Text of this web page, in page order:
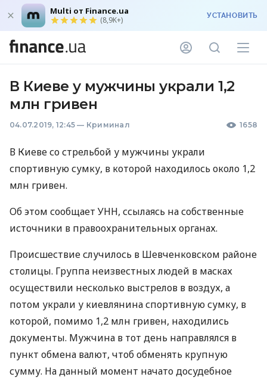
Multi от Finance.ua
(8,9K+) УСТАНОВИТЬ
В Киеве у мужчины украли 1,2
млн гривен
04.07.2019, 12:45 — Криминал 1658
В Киеве со стрельбой у мужчины украли
спортивную сумку, в которой находилось около 1,2
млн гривен.
Об этом сообщает УНН, ссылаясь на собственные
источники в правоохранительных органах.
Происшествие случилось в Шевченковском районе
столицы. Группа неизвестных людей в масках
осуществили несколько выстрелов в воздух, а
потом украли у киевлянина спортивную сумку, в
которой, помимо 1,2 млн гривен, находились
документы. Мужчина в тот день направлялся в
пункт обмена валют, чтоб обменять крупную
сумму. На данный момент начато досудебное